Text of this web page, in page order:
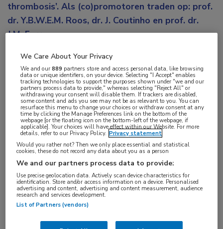
thrombosis’. Als (co)promotoren traden op: prof.
dr. Y.B.W.E.M. Roos, dr. J. Coutinho en prof. dr.
J.M. Ferro.
Wat was het doel van je promotieonderzoek?
Het onderzoek richtte zich op verschillende
aspecten van het ziektebeeld sinustrombose,
aanvankelijk met name op antistolling bij kinderen
met sinustrombose en laat-symptomatische insulten
na sinustrombose. In maart 2021 werd dit zeldzame
ziektebeeld opeens voorpaginanieuws nadat
meerdere mensen sinustrombose in combinatie met
trombocytopenie ontwikkelden na een COVID-19-
vaccinatie. Deze bevinding leidde tot pauzeren van
het gebruik van de AstraZeneca en Janssen COVID-
We Care About Your Privacy
We and our889 partners store and access personal data, like browsing
data or unique identifiers, on your device. Selecting "I Accept" enables
tracking technologies to support the purposes shown under "we and our
partners process data to provide," whereas selecting "Reject All" or
withdrawing your consent will disable them. If trackers are disabled,
some content and ads you see may not be as relevant to you. You can
resurface this menu to change your choices or withdraw consent at any
time by clicking the Manage Preferences link on the bottom of the
webpage [or the floating icon on the bottom-left of the webpage, if
applicable]. Your choices will have effect within our Website. For more
details, refer to our Privacy Policy. Privacy statement
Would you rather not? Then we only place essential and statistical
cookies, these do not record any data about you as a person
We and our partners process data to provide:
Use precise geolocation data. Actively scan device characteristics for
identification. Store and/or access information on a device. Personalised
advertising and content, advertising and content measurement, audience
research and services development.
List of Partners (vendors)